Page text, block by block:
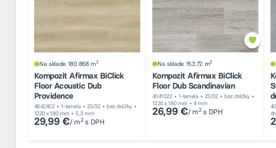
Na sklade 180.868 m2
Kompozit Afirmax BiClick
Floor Acoustic Dub
Providence
4642402 1-lamela 23/32
bez drážky
1220 x 180 mm
5,3 mm
29,99 €/ m2s DPH
Na sklade 153.72 m2
Kompozit Afirmax BiClick
Floor Dub Scandinavian
4041022 1-lamela 23/32
bez drážky
1220 x 180 mm
4 mm
26,99 €/ m2s DPH